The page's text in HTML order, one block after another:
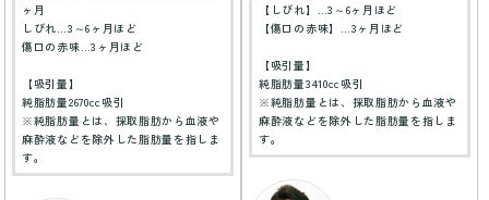
ヶ月
しびれ…3～6ヶ月ほど
傷口の赤味…3ヶ月ほど
【吸引量】
純脂肪量2670cc吸引
※純脂肪量とは、採取脂肪から血液や
麻酔液などを除外した脂肪量を指しま
す。
【しびれ】…3～6ヶ月ほど
【傷口の赤味】…3ヶ月ほど
【吸引量】
純脂肪量3410cc吸引
※純脂肪量とは、採取脂肪から血液や
麻酔液などを除外した脂肪量を指しま
す。